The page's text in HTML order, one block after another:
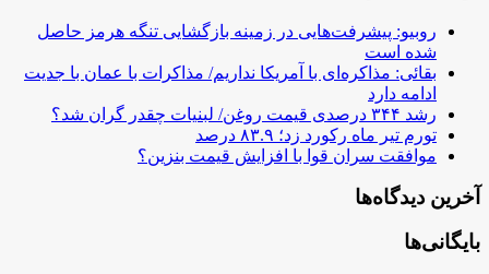
روبیو: پیشرفت‌هایی در زمینه بازگشایی تنگه هرمز حاصل
شده است
بقائی: مذاکره‌ای با آمریکا نداریم/ مذاکرات با عمان با جدیت
ادامه دارد
رشد ۳۴۴ درصدی قیمت روغن/ لبنیات چقدر گران شد؟
تورم تیر ماه رکورد زد؛ ۸۳.۹ درصد
موافقت سران قوا با افزایش قیمت بنزین؟
آخرین دیدگاه‌ها
بایگانی‌ها